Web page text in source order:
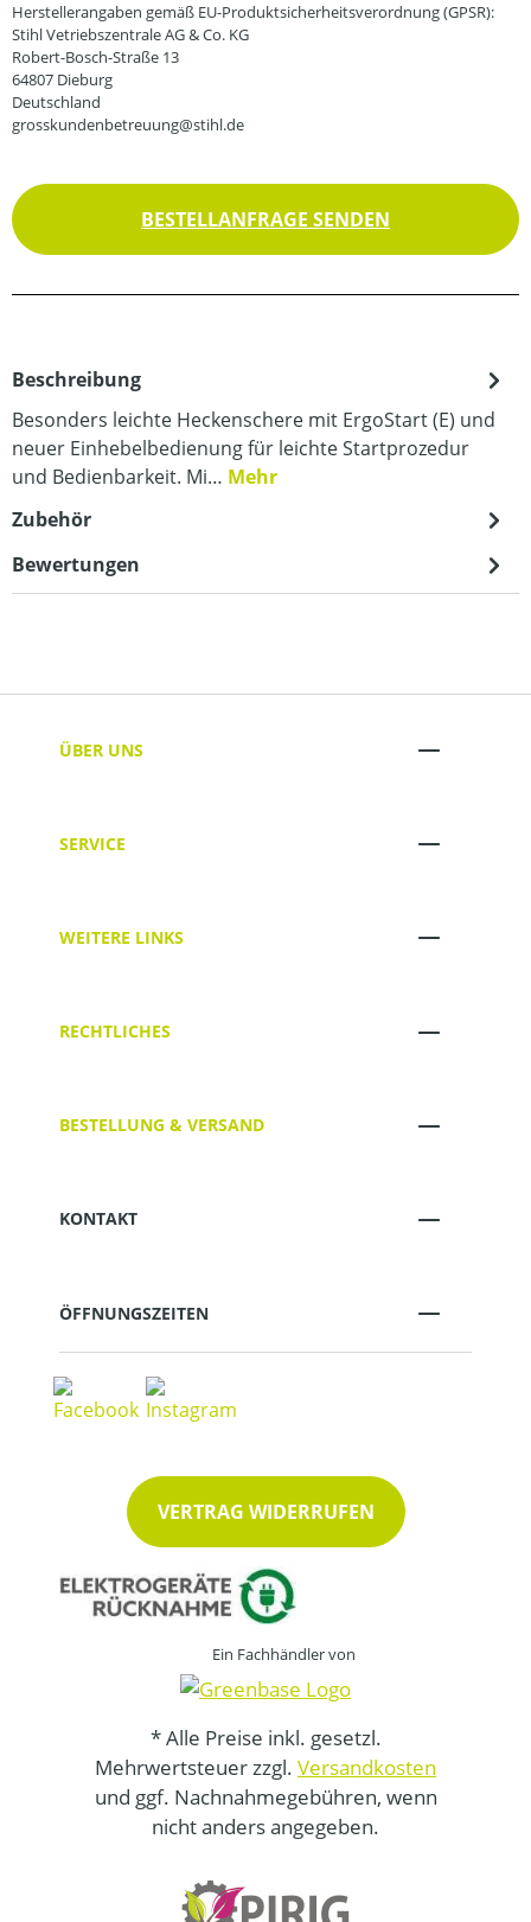
Herstellerangaben gemäß EU-Produktsicherheitsverordnung (GPSR):
Stihl Vetriebszentrale AG & Co. KG
Robert-Bosch-Straße 13
64807 Dieburg
Deutschland
grosskundenbetreuung@stihl.de
BESTELLANFRAGE SENDEN
Beschreibung
Besonders leichte Heckenschere mit ErgoStart (E) und
neuer Einhebelbedienung für leichte Startprozedur
und Bedienbarkeit. Mi… Mehr
Zubehör
Bewertungen
ÜBER UNS
SERVICE
WEITERE LINKS
RECHTLICHES
BESTELLUNG & VERSAND
KONTAKT
ÖFFNUNGSZEITEN
VERTRAG WIDERRUFEN
Ein Fachhändler von
* Alle Preise inkl. gesetzl.
Mehrwertsteuer zzgl. Versandkosten
und ggf. Nachnahmegebühren, wenn
nicht anders angegeben.